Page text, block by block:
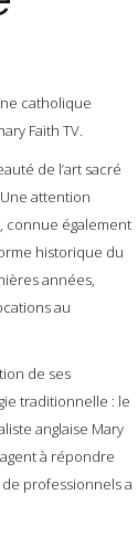
catholique
Faith TV.
de l’art sacré
attention
connue également
historique du
années,
au
de ses
traditionnelle : le
anglaise Mary
à répondre
professionnels a